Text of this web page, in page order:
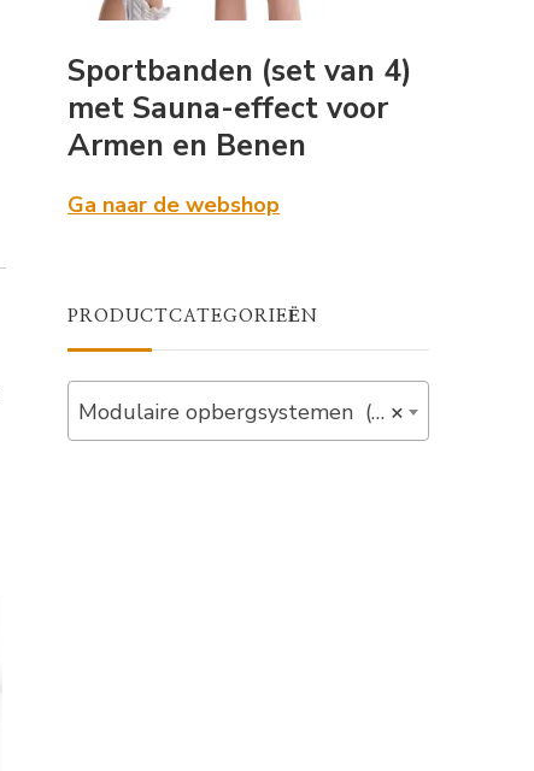
Sportbanden (set van 4)
met Sauna-effect voor
Armen en Benen
Ga naar de webshop
PRODUCTCATEGORIEËN
×
Modulaire opbergsystemen (5)